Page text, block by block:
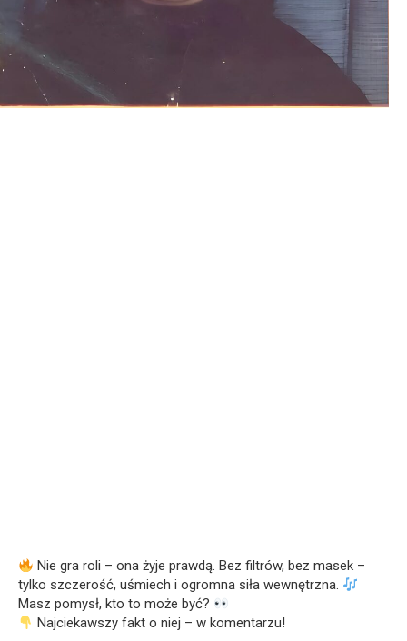
Nie gra roli – ona żyje prawdą. Bez filtrów, bez masek –
tylko szczerość, uśmiech i ogromna siła wewnętrzna.
Masz pomysł, kto to może być?
Najciekawszy fakt o niej – w komentarzu!